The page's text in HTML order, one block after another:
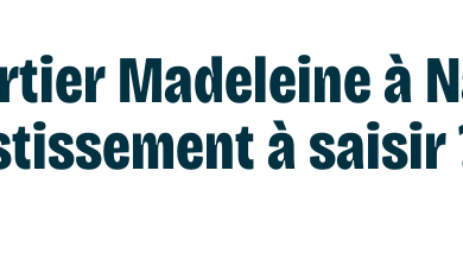
Madeleine à
à saisir